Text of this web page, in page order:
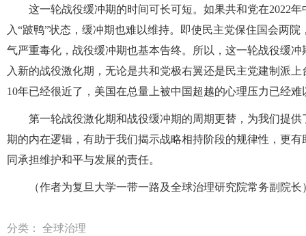
这一轮战役缓冲期的时间可长可短。如果共和党在2022
入“跛鸭”状态，缓冲期也难以维持。即使民主党保住国会两
气严重毒化，战役缓冲期也基本告终。所以，这一轮战役缓
入新的战役激化期，无论是共和党极右翼还是民主党建制派
10年已经很近了，美国在总量上被中国超越的心理压力已经难
第一轮战役激化期和战役缓冲期的周期更替，为我们提
期的内在逻辑，有助于我们揭示战略相持阶段的规律性，更
同承担维护和平与发展的责任。
（作者为复旦大学一带一路及全球治理研究院常务副院长
分类： 全球治理